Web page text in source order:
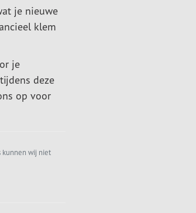
je nieuwe
klem
je
deze
op voor
kunnen wij niet